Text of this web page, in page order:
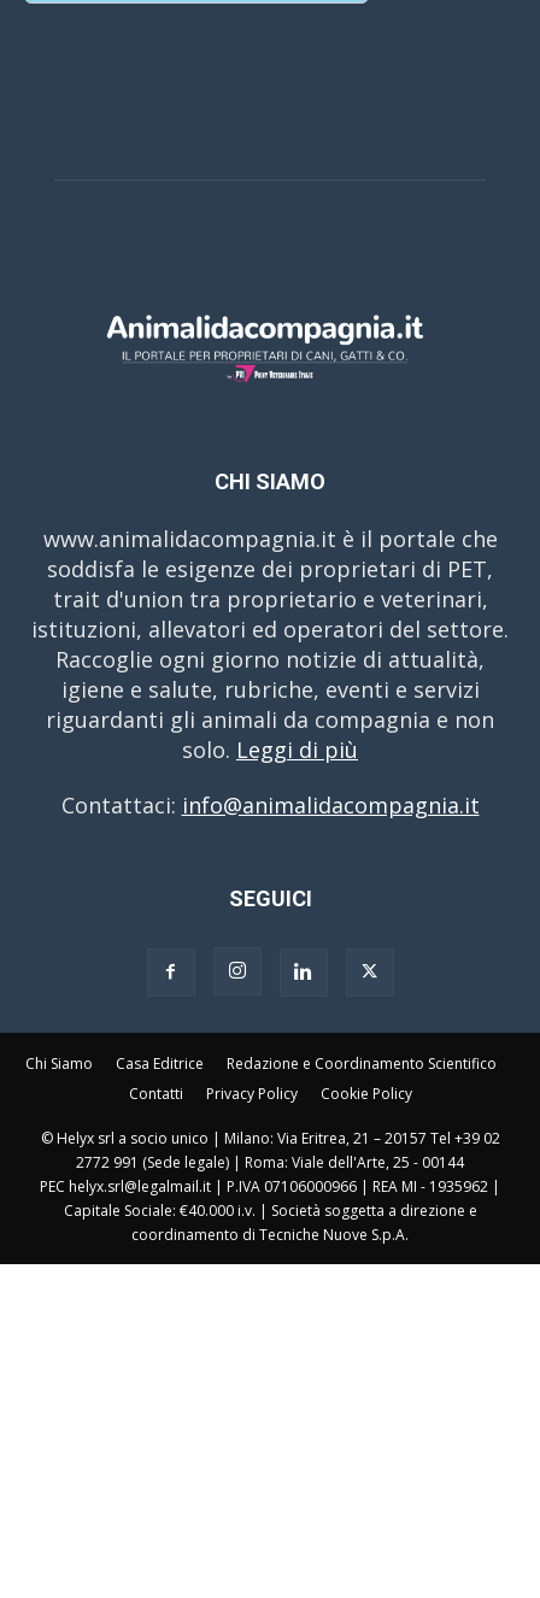
CHI SIAMO
www.animalidacompagnia.it è il portale che
soddisfa le esigenze dei proprietari di PET,
trait d'union tra proprietario e veterinari,
istituzioni, allevatori ed operatori del settore.
Raccoglie ogni giorno notizie di attualità,
igiene e salute, rubriche, eventi e servizi
riguardanti gli animali da compagnia e non
solo. Leggi di più
Contattaci: info@animalidacompagnia.it
SEGUICI
Chi Siamo Casa Editrice
Redazione e Coordinamento Scientifico
Contatti
Privacy Policy Cookie Policy
© Helyx srl a socio unico | Milano: Via Eritrea, 21 – 20157 Tel +39 02
2772 991 (Sede legale) | Roma: Viale dell'Arte, 25 - 00144
PEC helyx.srl@legalmail.it | P.IVA 07106000966 | REA MI - 1935962 |
Capitale Sociale: €40.000 i.v. | Società soggetta a direzione e
coordinamento di Tecniche Nuove S.p.A.